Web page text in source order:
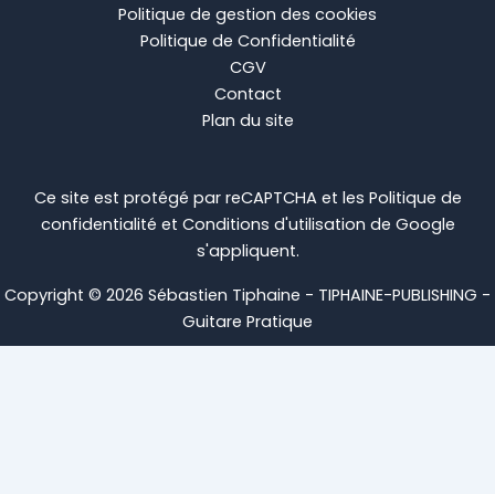
Politique de gestion des cookies
Politique de Confidentialité
CGV
Contact
Plan du site
Ce site est protégé par reCAPTCHA et les Politique de
confidentialité et Conditions d'utilisation de Google
s'appliquent.
Copyright © 2026 Sébastien Tiphaine - TIPHAINE-PUBLISHING -
Guitare Pratique